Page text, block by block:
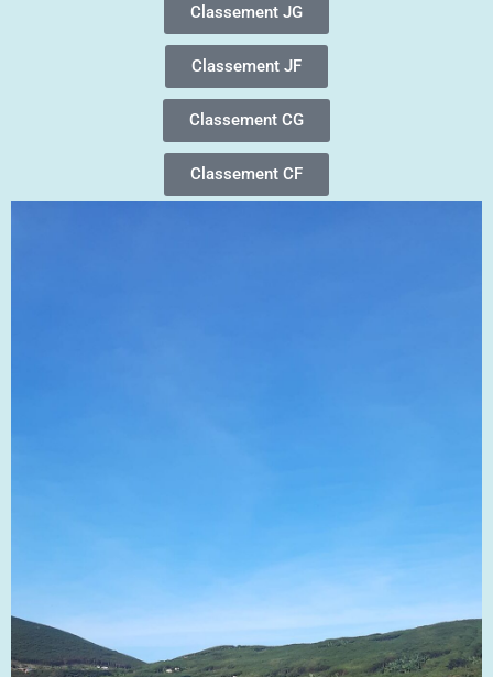
Classement JG
Classement JF
Classement CG
Classement CF